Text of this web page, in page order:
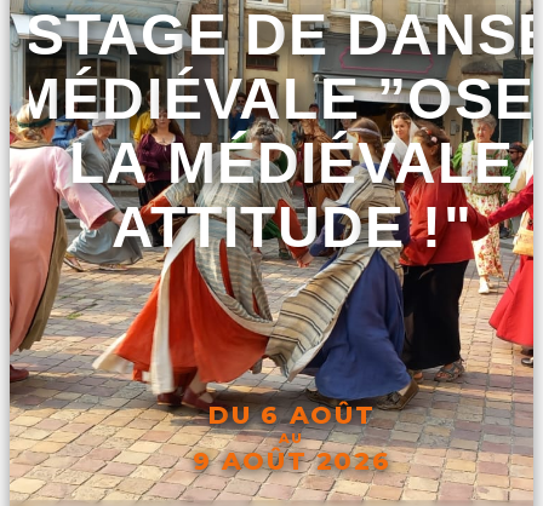
STAGE DE
MÉDIÉVALE
LA MÉDIÉVALE
ATTITUDE !"
DU 6 AOÛT
AU
9 AOÛT 2026